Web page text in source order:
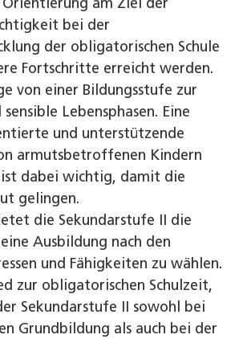
bei der
der obligatorischen Schule
Fortschritte erreicht werden.
von einer Bildungsstufe zur
Lebensphasen. Eine
und unterstützende
armutsbetroffenen Kindern
ist dabei wichtig, damit die
gelingen.
die Sekundarstufe II die
Ausbildung nach den
und Fähigkeiten zu wählen.
zur obligatorischen Schulzeit,
Sekundarstufe II sowohl bei
Grundbildung als auch bei der